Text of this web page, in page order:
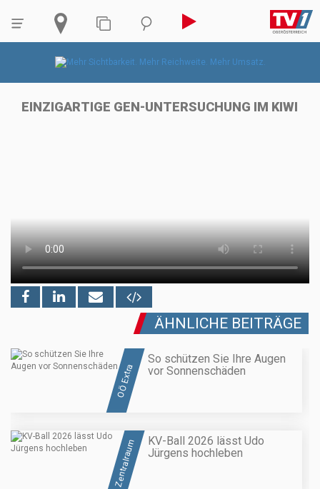
EINZIGARTIGE GEN-UNTERSUCHUNG IM KIWI
ÄHNLICHE BEITRÄGE
OÖ Extra
So schützen Sie Ihre Augen
vor Sonnenschäden
Zentralraum
KV-Ball 2026 lässt Udo
Jürgens hochleben